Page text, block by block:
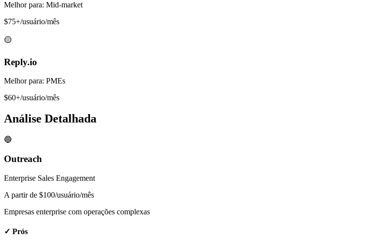
Melhor para: Mid-market
$75+/usuário/mês
🟡
Reply.io
Melhor para: PMEs
$60+/usuário/mês
Análise Detalhada
🔵
Outreach
Enterprise Sales Engagement
A partir de $100/usuário/mês
Empresas enterprise com operações complexas
✓ Prós